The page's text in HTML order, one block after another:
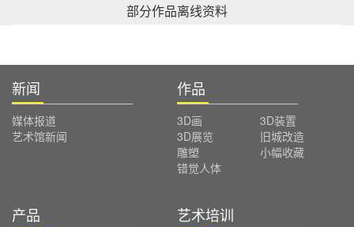
部分作品离线资料
新闻
媒体报道
艺术馆新闻
作品
3D画
3D装置
3D展览
旧城改造
雕塑
小幅收藏
错觉人体
产品 艺术培训